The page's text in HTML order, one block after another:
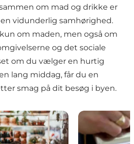
om mad og drikke er
vidunderlig samhørighed.
om maden, men også om
og det sociale
om du vælger en hurtig
lang middag, får du en
smag på dit besøg i byen.
På kaffebar i